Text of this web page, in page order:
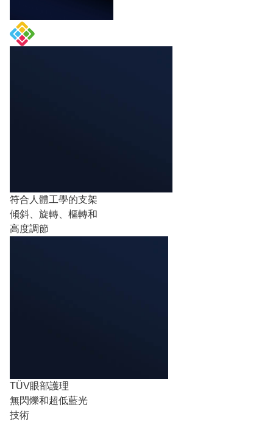
符合人體工學的支架
傾斜、旋轉、樞轉和
高度調節
TÜV眼部護理
無閃爍和超低藍光
技術